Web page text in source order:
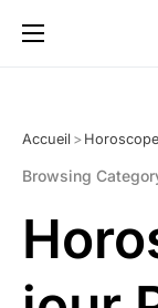
Accueil >
Browsing